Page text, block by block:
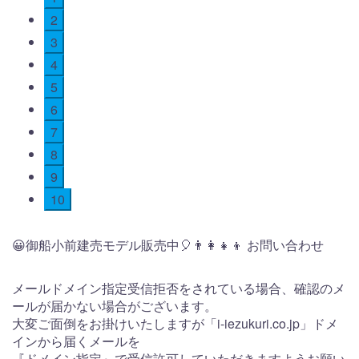
2
3
4
5
6
7
8
9
10
😀御船小前建売モデル販売中🎈👨‍👩‍👧‍👦 お問い合わせ
メールドメイン指定受信拒否をされている場合、確認のメ
ールが届かない場合がございます。
大変ご面倒をお掛けいたしますが「i-iezukuri.co.jp」ドメ
インから届くメールを